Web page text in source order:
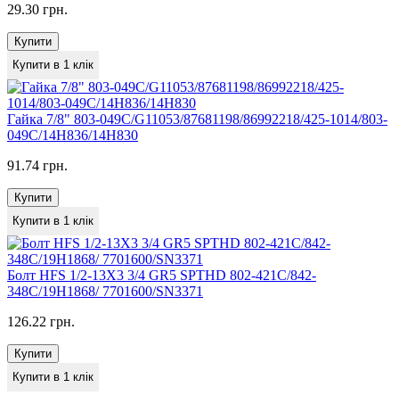
29.30 грн.
Купити
Купити в 1 клік
Гайка 7/8" 803-049С/G11053/87681198/86992218/425-1014/803-
049C/14H836/14H830
91.74 грн.
Купити
Купити в 1 клік
Болт HFS 1/2-13X3 3/4 GR5 SPTHD 802-421C/842-
348C/19H1868/ 7701600/SN3371
126.22 грн.
Купити
Купити в 1 клік